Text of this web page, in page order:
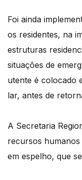
Foi ainda
os residentes, na
estruturas
situações de
utente é colocado
lar, antes de
A Secretaria
recursos humanos
em espelho, que